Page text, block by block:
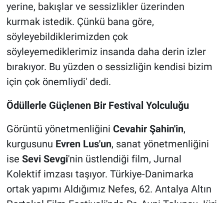
yerine, bakışlar ve sessizlikler üzerinden
kurmak istedik. Çünkü bana göre,
söyleyebildiklerimizden çok
söyleyemediklerimiz insanda daha derin izler
bırakıyor. Bu yüzden o sessizliğin kendisi bizim
için çok önemliydi' dedi.
Ödüllerle Güçlenen Bir Festival Yolculuğu
Görüntü yönetmenliğini Cevahir Şahin'in,
kurgusunu Evren Lus'un, sanat yönetmenliğini
ise Sevi Sevgi'nin üstlendiği film, Jurnal
Kolektif imzası taşıyor. Türkiye-Danimarka
ortak yapımı Aldığımız Nefes, 62. Antalya Altın